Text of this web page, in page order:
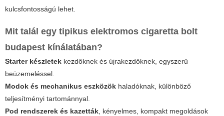
kulcsfontosságú lehet.
Mit talál egy tipikus elektromos cigaretta bolt
budapest kínálatában?
Starter készletek kezdőknek és újrakezdőknek, egyszerű
beüzemeléssel.
Modok és mechanikus eszközök haladóknak, különböző
teljesítményi tartománnyal.
Pod rendszerek és kazetták, kényelmes, kompakt megoldások